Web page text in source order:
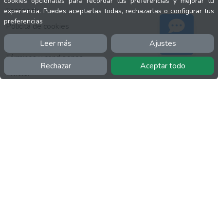
experiencia. Puedes aceptarlas todas, rechazarlas o configurar tus
preferencias
Leer más Ajustes
Rechazar Aceptar todo
Facebook
Polícita de cookies
Política de privacidad
Términos y condiciones
Twitter
Soporte